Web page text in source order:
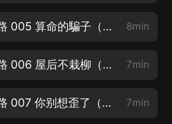
贅婿雄起風水路 005 算命的騙子（新書上架，求關注訂閱好評月票） 8min
贅婿雄起風水路 006 屋后不栽柳（新書上架，求關注訂閱好評月票） 7min
贅婿雄起風水路 007 你别想歪了（新書上架，求關注訂閱好評月票） 7min